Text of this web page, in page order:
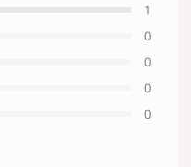
1
0
0
0
0